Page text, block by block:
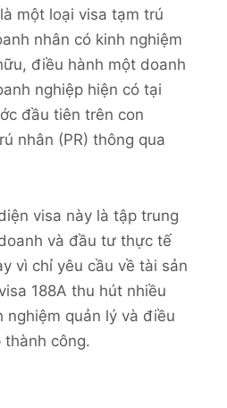
một loại visa tạm trú
nhân có kinh nghiệm
điều hành một doanh
nghiệp hiện có tại
đầu tiên trên con
nhân (PR) thông qua
visa này là tập trung
và đầu tư thực tế
vì chỉ yêu cầu về tài sản
188A thu hút nhiều
nghiệm quản lý và điều
thành công.